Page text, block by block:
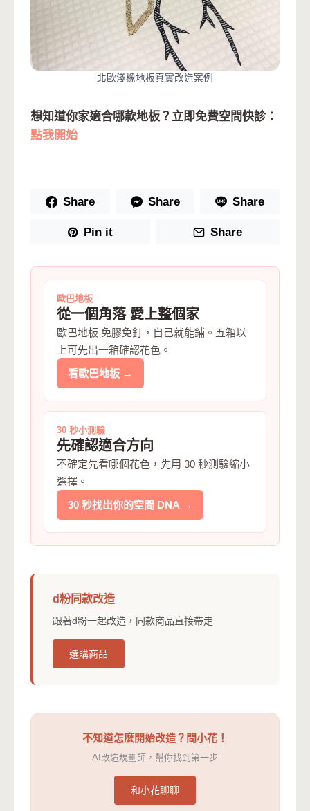
北歐淺橡地板真實改造案例
想知道你家適合哪款地板？立即免費空間快診：
點我開始
Share Share Share
Pin it Share
歐巴地板
從一個角落 愛上整個家
歐巴地板 免膠免釘，自己就能鋪。五箱以
上可先出一箱確認花色。
看歐巴地板 →
30 秒小測驗
先確認適合方向
不確定先看哪個花色，先用 30 秒測驗縮小
選擇。
30 秒找出你的空間 DNA →
d粉同款改造
跟著d粉一起改造，同款商品直接帶走
選購商品
不知道怎麼開始改造？問小花！
AI改造規劃師，幫你找到第一步
和小花聊聊